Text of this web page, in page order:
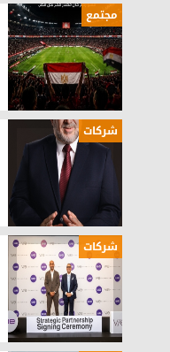
مجتمع
شركات
شركات